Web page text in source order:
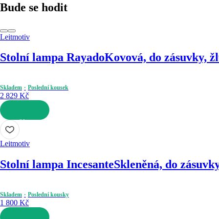
Bude se hodit
Leitmotiv
Stolní lampa RayadoKovová, do zásuvky,
Skladem Poslední kousek
2 829 Kč
DO KOŠÍKU
Leitmotiv
Stolní lampa IncesanteSkleněná, do
Skladem Poslední kousky
1 800 Kč